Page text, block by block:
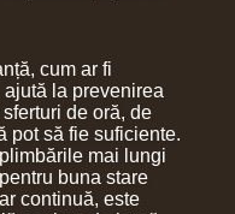
cum ar fi
la prevenirea
de oră, de
pot să fie suficiente.
mai lungi
buna stare
continuă, este